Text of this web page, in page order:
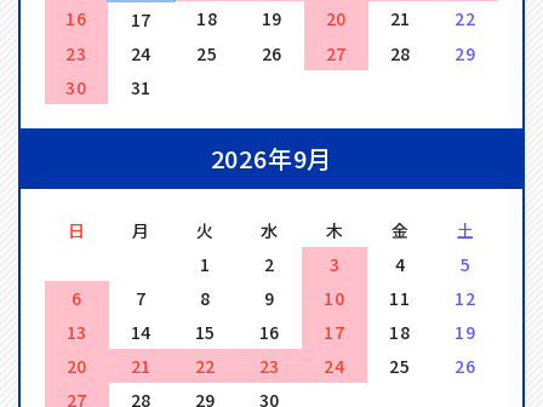
16
17 18 19 20 21
22
23
24 25 26 27 28
29
30
31
2026年9月
日 月 火 水 木 金
土
1
2 3 4
5
6
7 8 9 10 11
12
13
14 15 16 17 18
19
20
21 22 23 24 25
26
27
28 29 30